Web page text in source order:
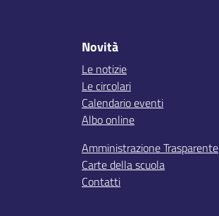
Novità
Le notizie
Le circolari
Calendario eventi
Albo online
Amministrazione Trasparente
Carte della scuola
Contatti